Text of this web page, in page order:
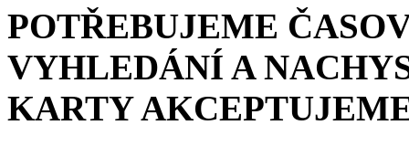
POTŘEBUJEME
VYHLEDÁNÍ A
KARTY